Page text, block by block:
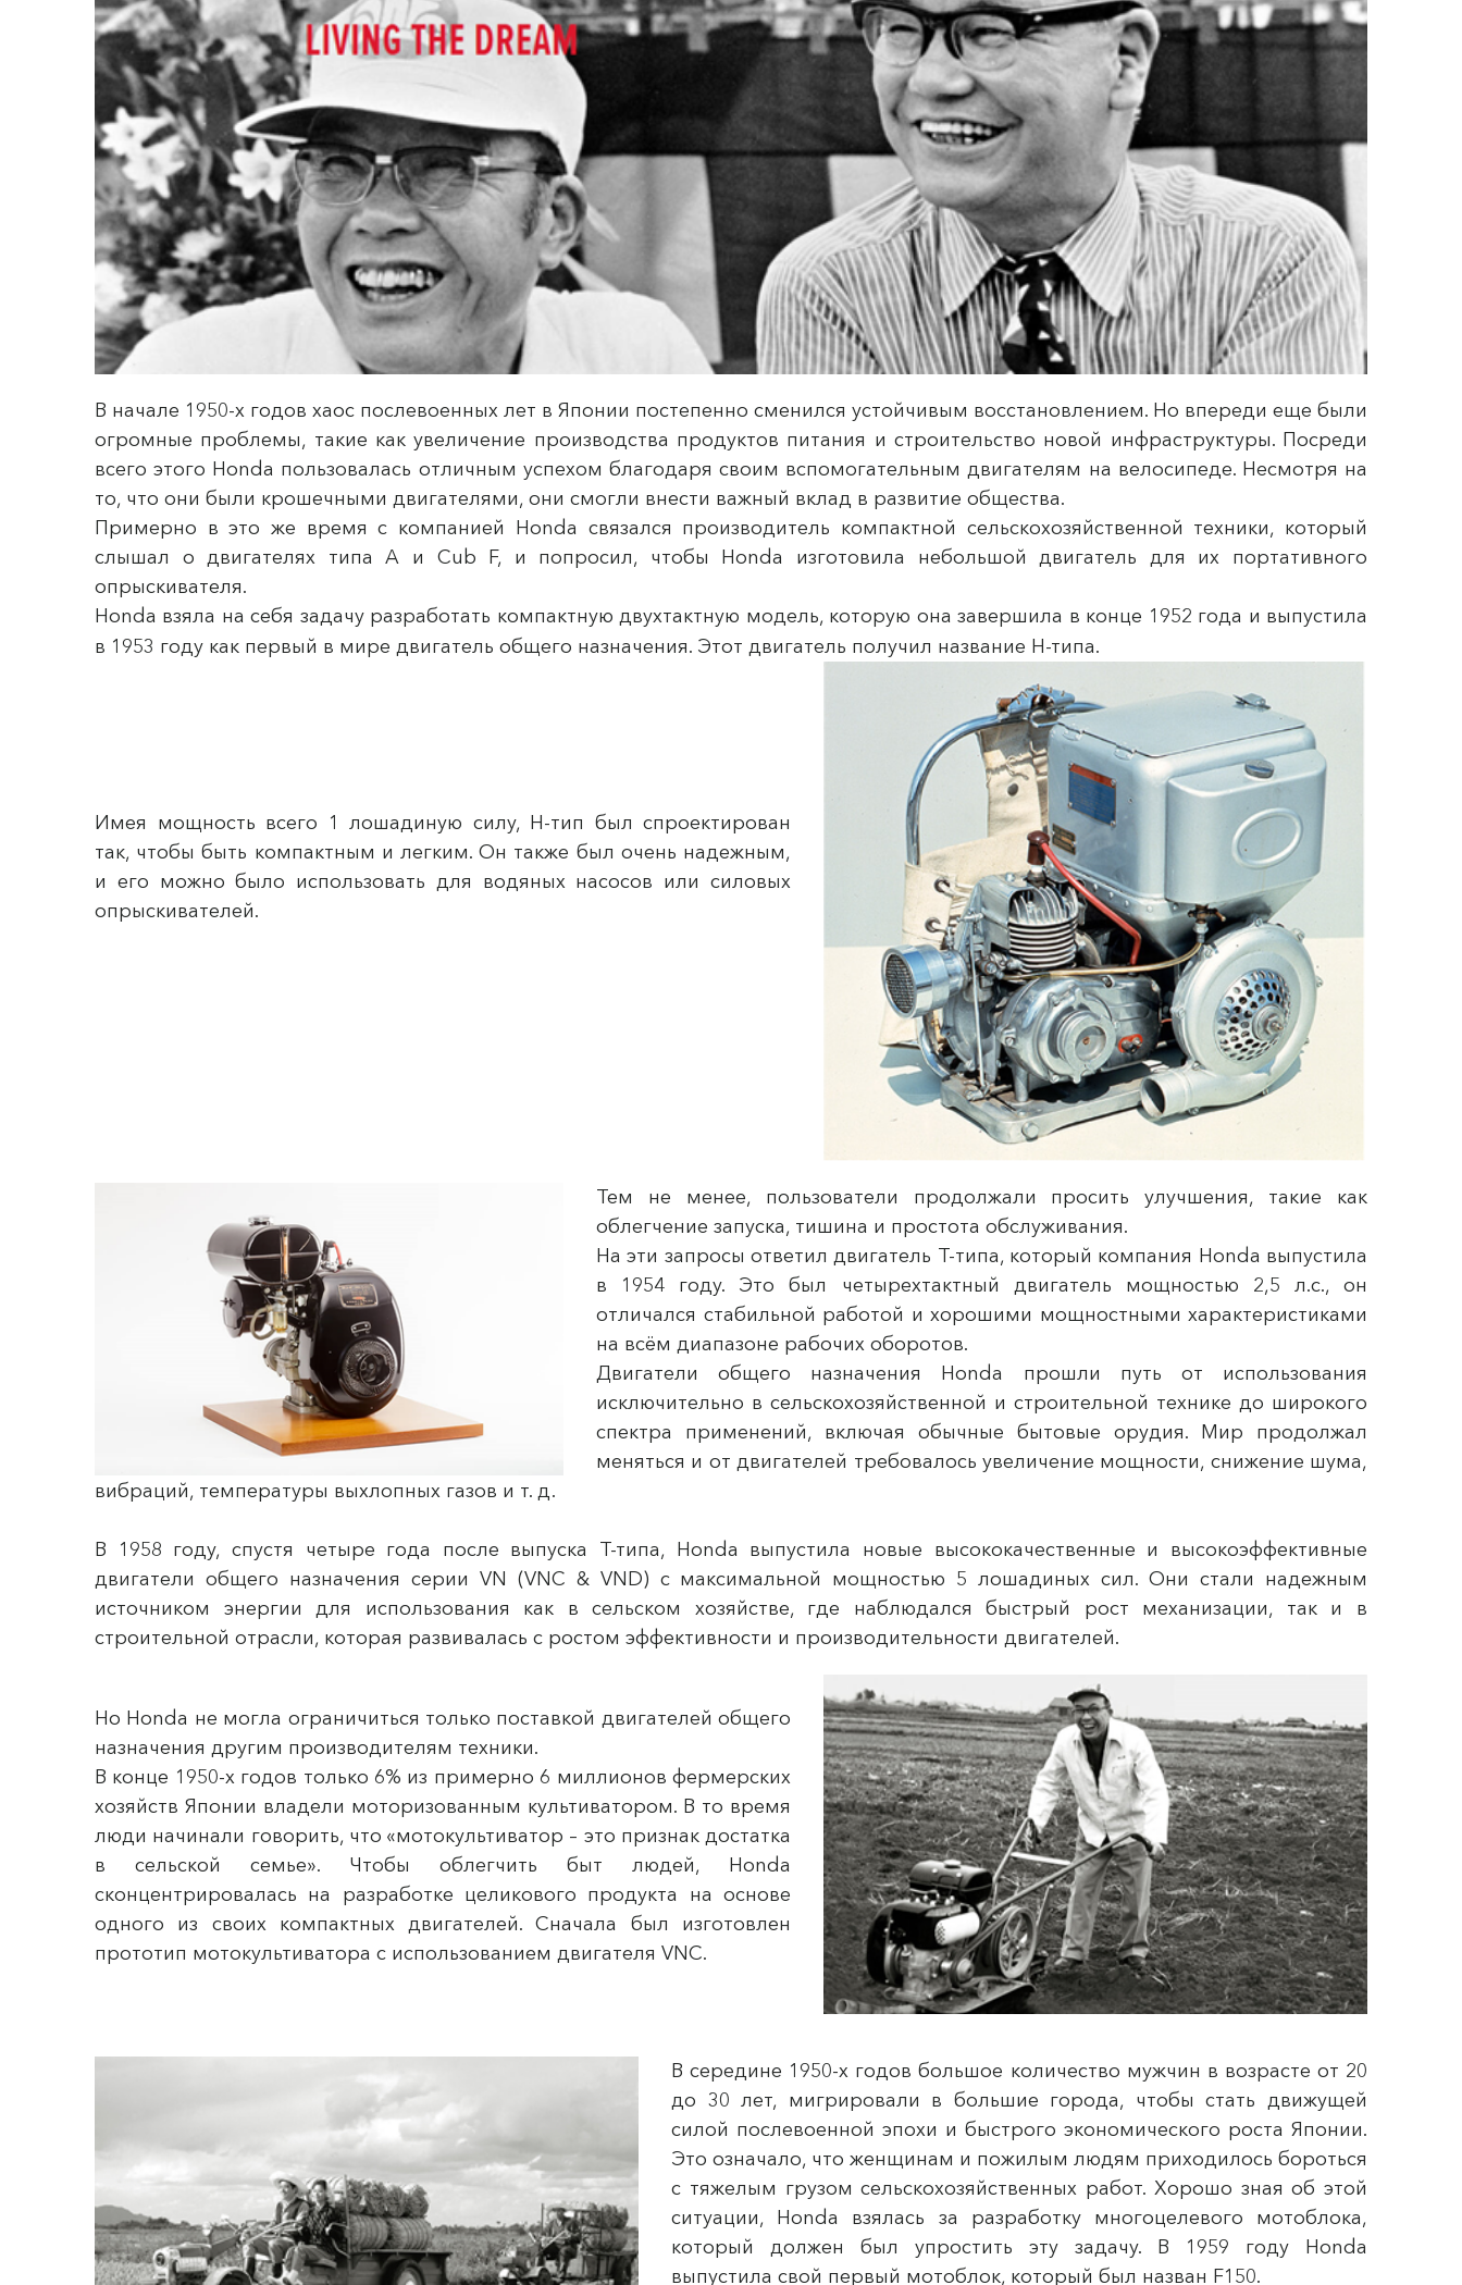
В начале 1950-х годов хаос послевоенных лет в Японии постепенно сменился устойчивым восстановлением. Но впереди еще были
огромные проблемы, такие как увеличение производства продуктов питания и строительство новой инфраструктуры. Посреди
всего этого Honda пользовалась отличным успехом благодаря своим вспомогательным двигателям на велосипеде. Несмотря на
то, что они были крошечными двигателями, они смогли внести важный вклад в развитие общества.
Примерно в это же время с компанией Honda связался производитель компактной сельскохозяйственной техники, который
слышал о двигателях типа A и Cub F, и попросил, чтобы Honda изготовила небольшой двигатель для их портативного
опрыскивателя.
Honda взяла на себя задачу разработать компактную двухтактную модель, которую она завершила в конце 1952 года и выпустила
в 1953 году как первый в мире двигатель общего назначения. Этот двигатель получил название Н-типа.
Имея мощность всего 1 лошадиную силу, H-тип был спроектирован
так, чтобы быть компактным и легким. Он также был очень надежным,
и его можно было использовать для водяных насосов или силовых
опрыскивателей.
Тем не менее, пользователи продолжали просить улучшения, такие как
облегчение запуска, тишина и простота обслуживания.
На эти запросы ответил двигатель T-типа, который компания Honda выпустила
в 1954 году. Это был четырехтактный двигатель мощностью 2,5 л.с., он
отличался стабильной работой и хорошими мощностными характеристиками
на всём диапазоне рабочих оборотов.
Двигатели общего назначения Honda прошли путь от использования
исключительно в сельскохозяйственной и строительной технике до широкого
спектра применений, включая обычные бытовые орудия. Мир продолжал
меняться и от двигателей требовалось увеличение мощности, снижение шума,
вибраций, температуры выхлопных газов и т. д.
В 1958 году, спустя четыре года после выпуска Т-типа, Honda выпустила новые высококачественные и высокоэффективные
двигатели общего назначения серии VN (VNC & VND) с максимальной мощностью 5 лошадиных сил. Они стали надежным
источником энергии для использования как в сельском хозяйстве, где наблюдался быстрый рост механизации, так и в
строительной отрасли, которая развивалась с ростом эффективности и производительности двигателей.
Но Honda не могла ограничиться только поставкой двигателей общего
назначения другим производителям техники.
В конце 1950-х годов только 6% из примерно 6 миллионов фермерских
хозяйств Японии владели моторизованным культиватором. В то время
люди начинали говорить, что «мотокультиватор – это признак достатка
в сельской семье». Чтобы облегчить быт людей, Honda
сконцентрировалась на разработке целикового продукта на основе
одного из своих компактных двигателей. Сначала был изготовлен
прототип мотокультиватора с использованием двигателя VNC.
В середине 1950-х годов большое количество мужчин в возрасте от 20
до 30 лет, мигрировали в большие города, чтобы стать движущей
силой послевоенной эпохи и быстрого экономического роста Японии.
Это означало, что женщинам и пожилым людям приходилось бороться
с тяжелым грузом сельскохозяйственных работ. Хорошо зная об этой
ситуации, Honda взялась за разработку многоцелевого мотоблока,
который должен был упростить эту задачу. В 1959 году Honda
выпустила свой первый мотоблок, который был назван F150.